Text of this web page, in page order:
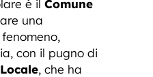
è il Comune
una
con il pugno di
, che ha